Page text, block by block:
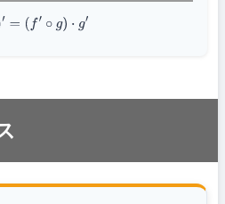
g )′= (f ′∘ g) ⋅g′